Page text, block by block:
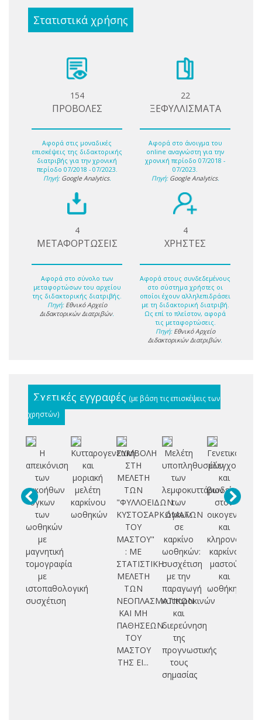
Στατιστικά χρήσης
154
ΠΡΟΒΟΛΕΣ
Αφορά στις μοναδικές
επισκέψεις της διδακτορικής
διατριβής για την χρονική
περίοδο 07/2018 - 07/2023.
Πηγή: Google Analytics.
22
ΞΕΦΥΛΛΙΣΜΑΤΑ
Αφορά στο άνοιγμα του
online αναγνώστη για την
χρονική περίοδο 07/2018 -
07/2023.
Πηγή: Google Analytics.
4
ΜΕΤΑΦΟΡΤΩΣΕΙΣ
Αφορά στο σύνολο των
μεταφορτώσων του αρχείου
της διδακτορικής διατριβής.
Πηγή: Εθνικό Αρχείο
Διδακτορικών Διατριβών.
4
ΧΡΗΣΤΕΣ
Αφορά στους συνδεδεμένους
στο σύστημα χρήστες οι
οποίοι έχουν αλληλεπιδράσει
με τη διδακτορική διατριβή.
Ως επί το πλείστον, αφορά
τις μεταφορτώσεις.
Πηγή: Εθνικό Αρχείο
Διδακτορικών Διατριβών.
Σχετικές εγγραφές (με βάση τις επισκέψεις των
χρηστών)
Η
απεικόνιση
των
κακοήθων
όγκων
των
ωοθηκών
με
μαγνητική
τομογραφία
με
ιστοπαθολογική
συσχέτιση
Κυτταρογενετική
και
μοριακή
μελέτη
καρκίνου
ωοθηκών
ΣΥΜΒΟΛΗ
ΣΤΗ
ΜΕΛΕΤΗ
ΤΩΝ
"ΦΥΛΛΟΕΙΔΩΝ
ΚΥΣΤΟΣΑΡΚΩΜΑΤΩΝ
ΤΟΥ
ΜΑΣΤΟΥ"
: ΜΕ
ΣΤΑΤΙΣΤΙΚΗ
ΜΕΛΕΤΗ
ΤΩΝ
ΝΕΟΠΛΑΣΜΑΤΙΚΩΝ
ΚΑΙ ΜΗ
ΠΑΘΗΣΕΩΝ
ΤΟΥ
ΜΑΣΤΟΥ
ΤΗΣ ΕΙ...
Μελέτη
υποπληθυσμών
των
λεμφοκυττάρων
των
όγκων
σε
καρκίνο
ωοθηκών:
συσχέτιση
με την
παραγωγή
κυτταροκινών
και
διερεύνηση
της
προγνωστικής
τους
σημασίας
Γενετικός
έλεγχος
και
βιοδείκτες
στον
οικογενειακό
και
κληρονομικό
καρκίνο
μαστού
και
ωοθήκης